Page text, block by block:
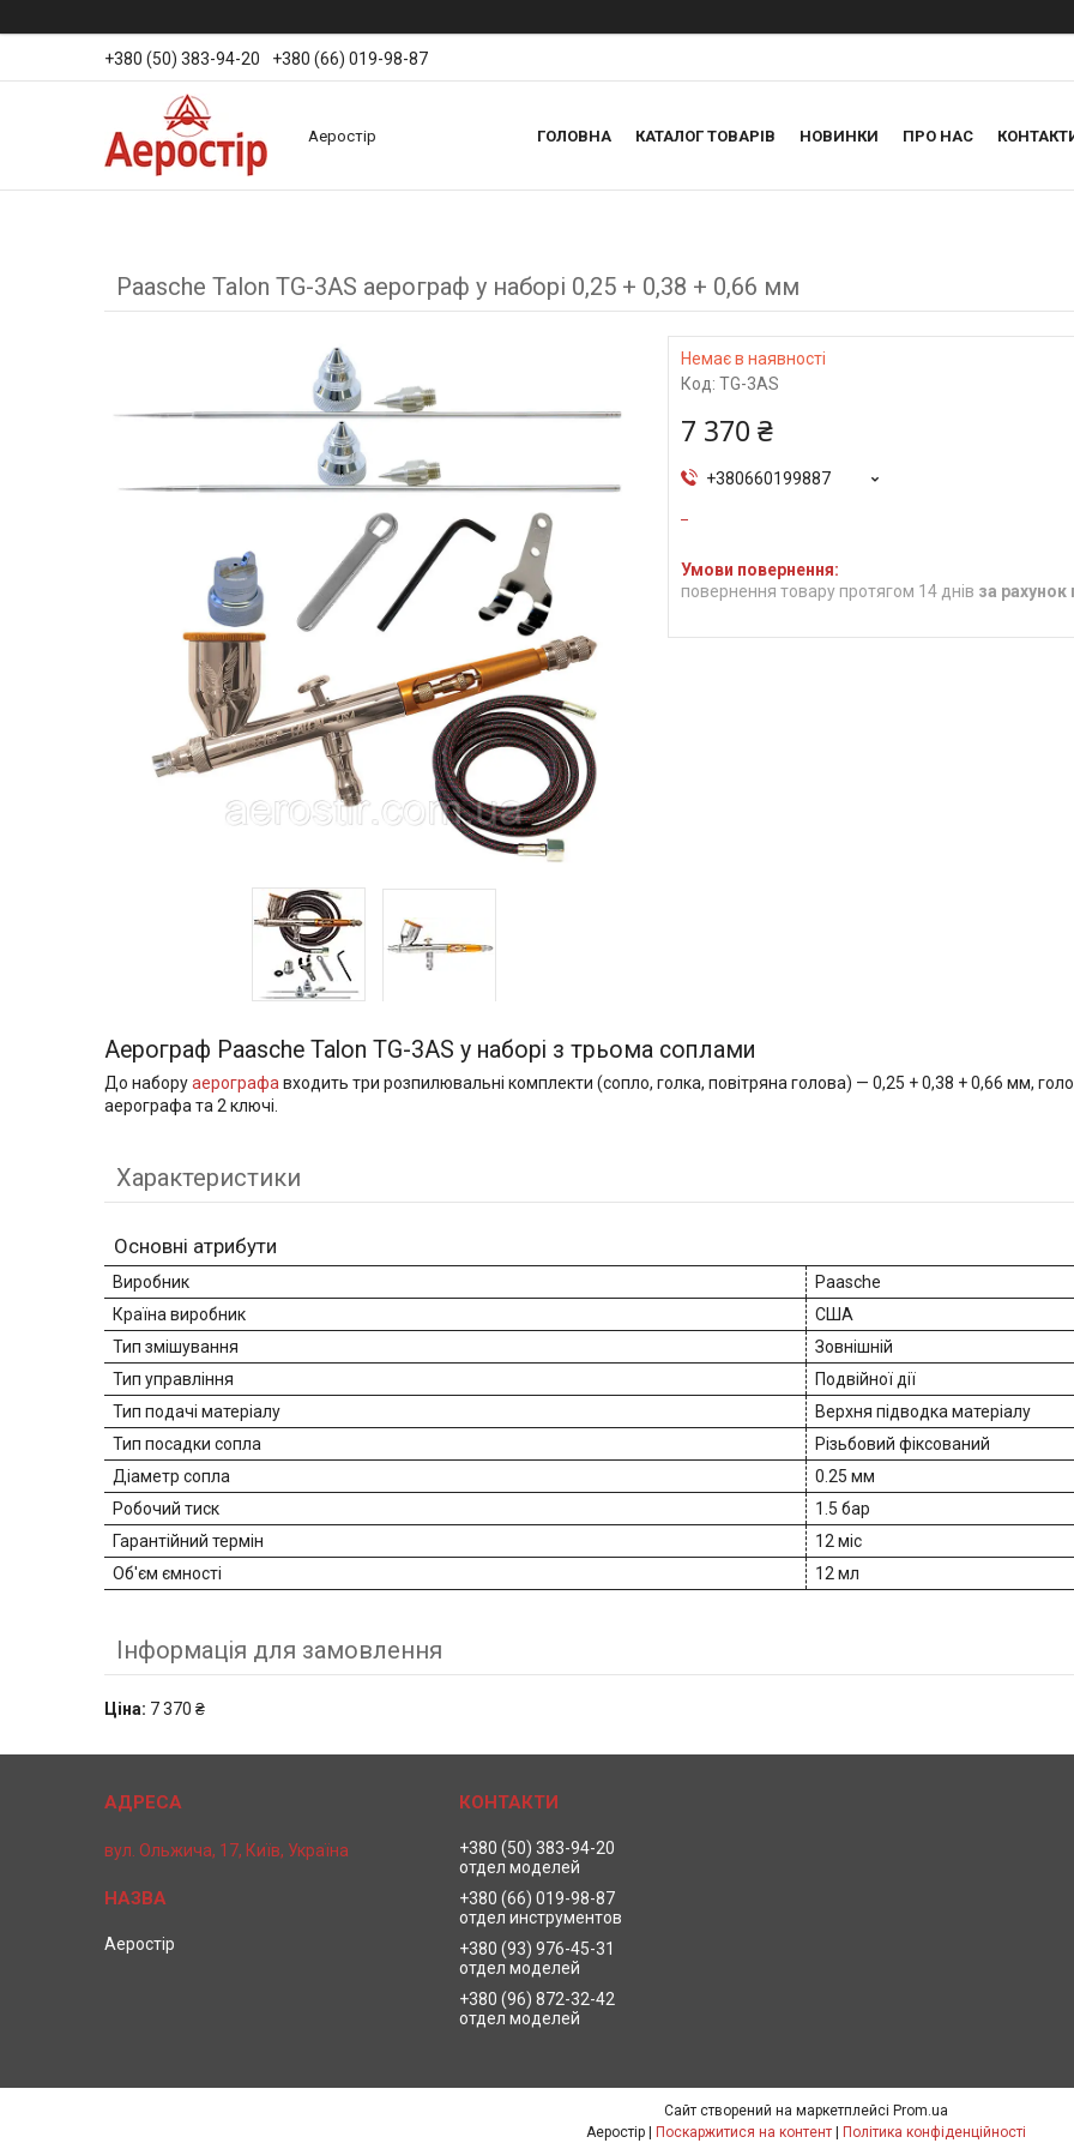
+380 (50) 383-94-20 +380 (66) 019-98-87
Аеростір ГОЛОВНА КАТАЛОГ ТОВАРІВ НОВИНКИ ПРО НАС
Paasche Talon TG-3AS аерограф у наборі 0,25 + 0,38 + 0,66 мм
Немає в наявності
Код: TG-3AS
7 370 ₴
+380660199887
повернення товару протягом 14 днів за рахунок
Аерограф Paasche Talon TG-3AS у наборі з трьома соплами
До наборуаерографавходить три розпилювальні комплекти (сопло, голка, повітряна голова) — 0,25 + 0,38 + 0,66 мм,
аерографа та 2 ключі.
Характеристики
Основні атрибути
Виробник
Paasche
Країна виробник
США
Тип змішування
Зовнішній
Тип управління
Подвійної дії
Тип подачі матеріалу
Верхня підводка матеріалу
Тип посадки сопла
Різьбовий фіксований
Діаметр сопла
0.25 мм
Робочий тиск
1.5 бар
Гарантійний термін
12 міс
Об'єм ємності
12 мл
Інформація для замовлення
Ціна: 7 370 ₴
вул. Ольжича, 17, Київ, Україна
Аеростір
+380 (50) 383-94-20
отдел моделей
+380 (66) 019-98-87
отдел инструментов
+380 (93) 976-45-31
отдел моделей
+380 (96) 872-32-42
отдел моделей
Сайт створений на маркетплейсі Prom.ua
Поскаржитися на контент Політика конфіденційності